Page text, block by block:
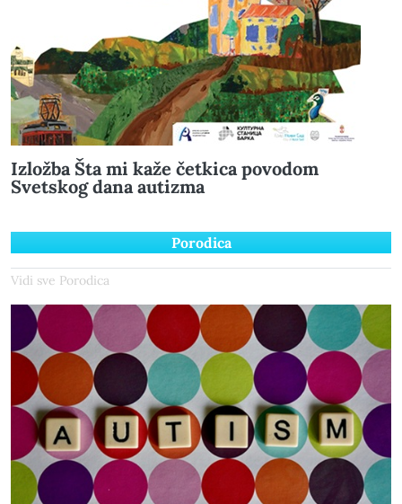
Izložba Šta mi kaže četkica povodom
Svetskog dana autizma
Porodica
Vidi sve Porodica